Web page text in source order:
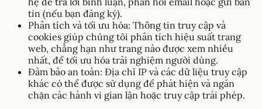
tin (nếu bạn đăng ký).
Phân tích và tối ưu hóa: Thông tin truy cập và
cookies giúp chúng tôi phân tích hiệu suất trang
web, chẳng hạn như trang nào được xem nhiều
nhất, để tối ưu hóa trải nghiệm người dùng.
Đảm bảo an toàn: Địa chỉ IP và các dữ liệu truy cập
khác có thể được sử dụng để phát hiện và ngăn
chặn các hành vi gian lận hoặc truy cập trái phép.